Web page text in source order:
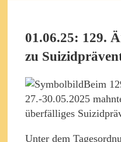
01.06.25: 129.
zu
Beim
27.-30.05.2025
überfälliges
Unter dem